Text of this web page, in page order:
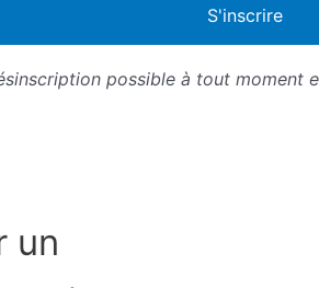
possible à tout moment
un